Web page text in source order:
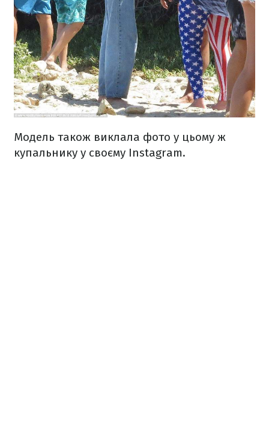
Модель також виклала фото у цьому ж
купальнику у своєму Instagram.